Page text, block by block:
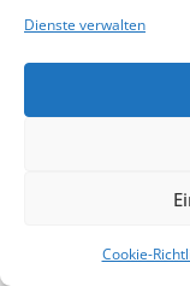
Dienste verwalten
Cookie-
Gebäude:
Fachbereich:
95028 Hof,
Online-Antrag
Antrag auf